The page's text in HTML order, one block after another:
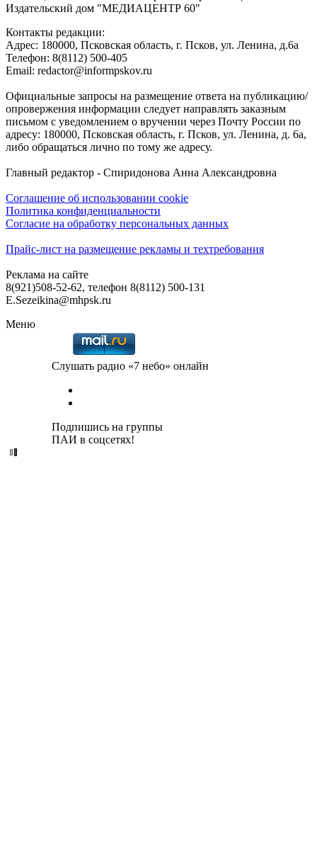
Издательский дом "МЕДИАЦЕНТР 60"
Контакты редакции:
Адреc: 180000, Псковская область, г. Псков, ул. Ленина, д.6а
Телефон: 8(8112) 500-405
Email: redactor@informpskov.ru
Официальные запросы на размещение ответа на публикацию/
опровержения информации следует направлять заказным
письмом с уведомлением о вручении через Почту России по
адресу: 180000, Псковская область, г. Псков, ул. Ленина, д. 6а,
либо обращаться лично по тому же адресу.
Главный редактор - Спиридонова Анна Александровна
Соглашение об использовании cookie
Политика конфиденциальности
Согласие на обработку персональных данных
Прайс-лист на размещение рекламы и техтребования
Реклама на сайте
8(921)508-52-62, телефон 8(8112) 500-131
E.Sezeikina@mhpsk.ru
Меню
Слушать радио «7 небо» онлайн
Подпишись на группы
ПАИ в соцсетях!